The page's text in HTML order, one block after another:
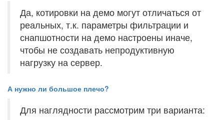
Да, котировки на демо могут отличаться от
реальных, т.к. параметры фильтрации и
снапшотности на демо настроены иначе,
чтобы не создавать непродуктивную
нагрузку на сервер.
А нужно ли большое плечо?
Для наглядности рассмотрим три варианта: